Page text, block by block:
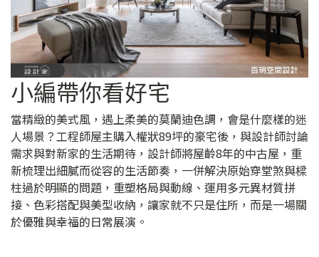
小編帶你看好宅
當精緻的美式風，遇上柔美的莫蘭迪色調，會是什麼樣的迷
人場景？工程師屋主購入權狀89坪的豪宅後，與設計師討論
需求與對新家的生活期待，設計師將屋齡8年的中古屋，重
新梳理出細膩而從容的生活節奏，一併解決原始穿堂煞與樑
柱過於明顯的問題，重塑格局與動線、運用多元異材質拼
接、色彩搭配與美型收納，讓家就不只是住所，而是一場關
於優雅與幸福的日常展演。